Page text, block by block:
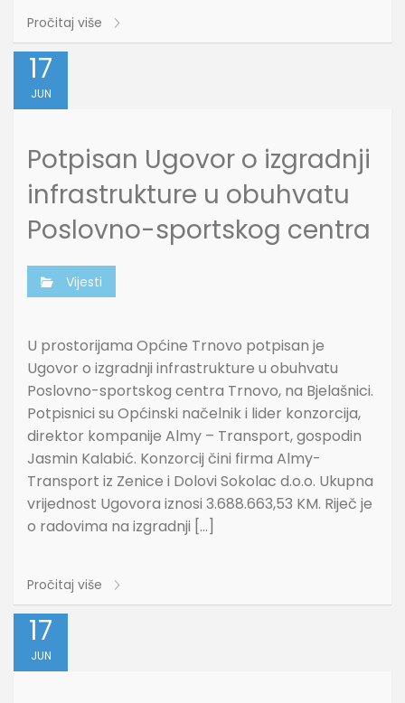
Pročitaj više
17
JUN
Potpisan Ugovor o izgradnji
infrastrukture u obuhvatu
Poslovno-sportskog centra
Vijesti
U prostorijama Općine Trnovo potpisan je
Ugovor o izgradnji infrastrukture u obuhvatu
Poslovno-sportskog centra Trnovo, na Bjelašnici.
Potpisnici su Općinski načelnik i lider konzorcija,
direktor kompanije Almy – Transport, gospodin
Jasmin Kalabić. Konzorcij čini firma Almy-
Transport iz Zenice i Dolovi Sokolac d.o.o. Ukupna
vrijednost Ugovora iznosi 3.688.663,53 KM. Riječ je
o radovima na izgradnji […]
Pročitaj više
17
JUN